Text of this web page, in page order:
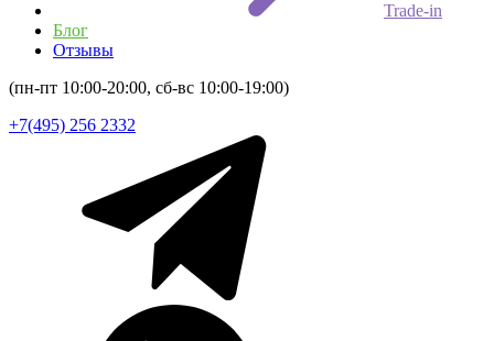
Trade-in
Блог
Отзывы
(пн-пт 10:00-20:00, сб-вс 10:00-19:00)
+7(495) 256 2332